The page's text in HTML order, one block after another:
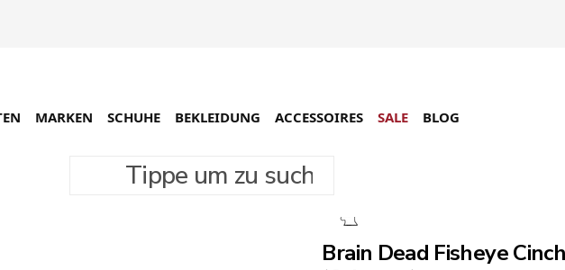
Tippe um zu suchen
MARKEN SCHUHE BEKLEIDUNG ACCESSOIRES SALE BLOG
Brain Dead Fisheye